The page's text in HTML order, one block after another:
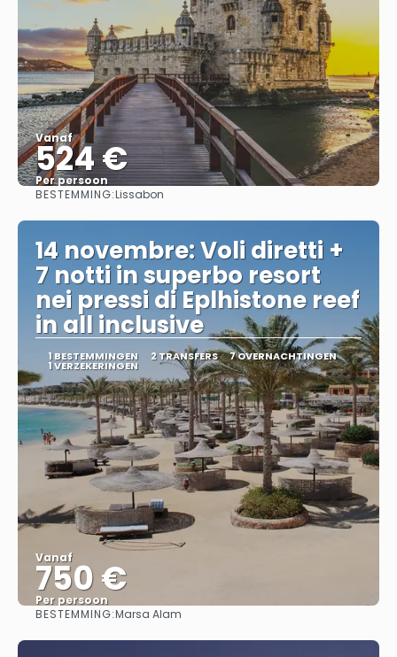
Vanaf
524 €
Per persoon
BESTEMMING:Lissabon
14 novembre: Voli diretti +
7 notti in superbo resort
nei pressi di Eplhistone reef
in all inclusive
1 BESTEMMINGEN 2 TRANSFERS 7 OVERNACHTINGEN
1 VERZEKERINGEN
Vanaf
750 €
Per persoon
BESTEMMING:Marsa Alam